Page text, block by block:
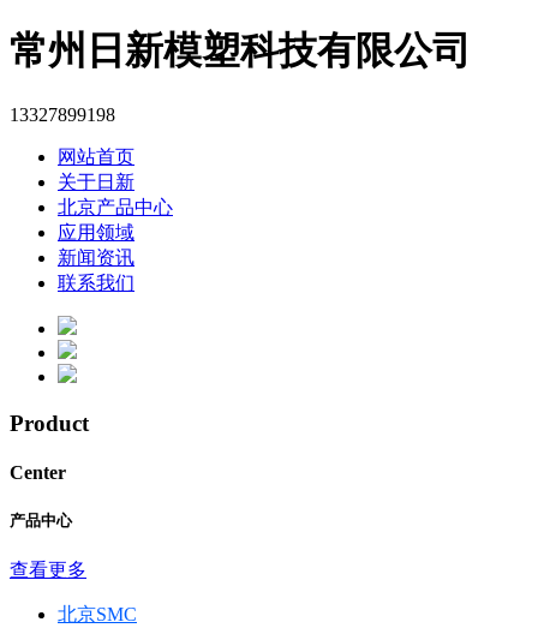
常州日新模塑科技有限公司
13327899198
网站首页
关于日新
北京产品中心
应用领域
新闻资讯
联系我们
Product
Center
产品中心
查看更多
北京SMC